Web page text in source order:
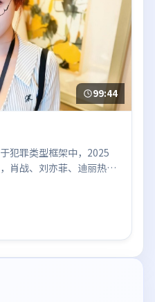
99:44
犯罪类型框架中，2025
肖战、刘亦菲、迪丽热巴
质偏美国都市与冷色调摄